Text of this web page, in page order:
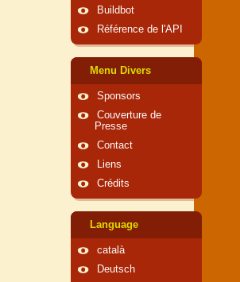
Buildbot
Référence de l'API
Menu Divers
Sponsors
Couverture de
Presse
Contact
Liens
Crédits
Language
català
Deutsch